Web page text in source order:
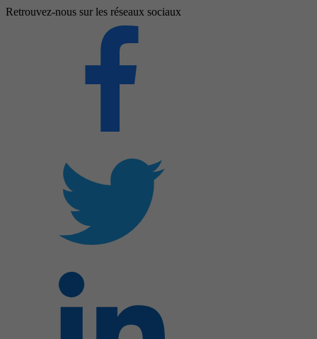
Retrouvez-nous sur les réseaux sociaux